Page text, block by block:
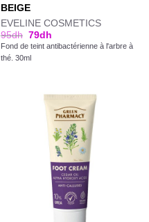
BEIGE
EVELINE COSMETICS
95dh 79dh
Fond de teint antibactérienne à l'arbre à
thé. 30ml